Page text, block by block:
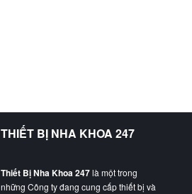
THIẾT BỊ NHA KHOA 247
Thiết Bị Nha Khoa 247là một trong
những Công ty đang cung cấp thiết bị và